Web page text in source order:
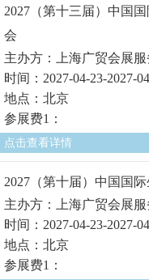
2027（第十三届）中国
会
主办方：上海广贸会展服
时间：2027-04-23-2027-
地点：北京
参展费1：
点击查看详情
2027（第十届）中国国
主办方：上海广贸会展服
时间：2027-04-23-2027-
地点：北京
参展费1：